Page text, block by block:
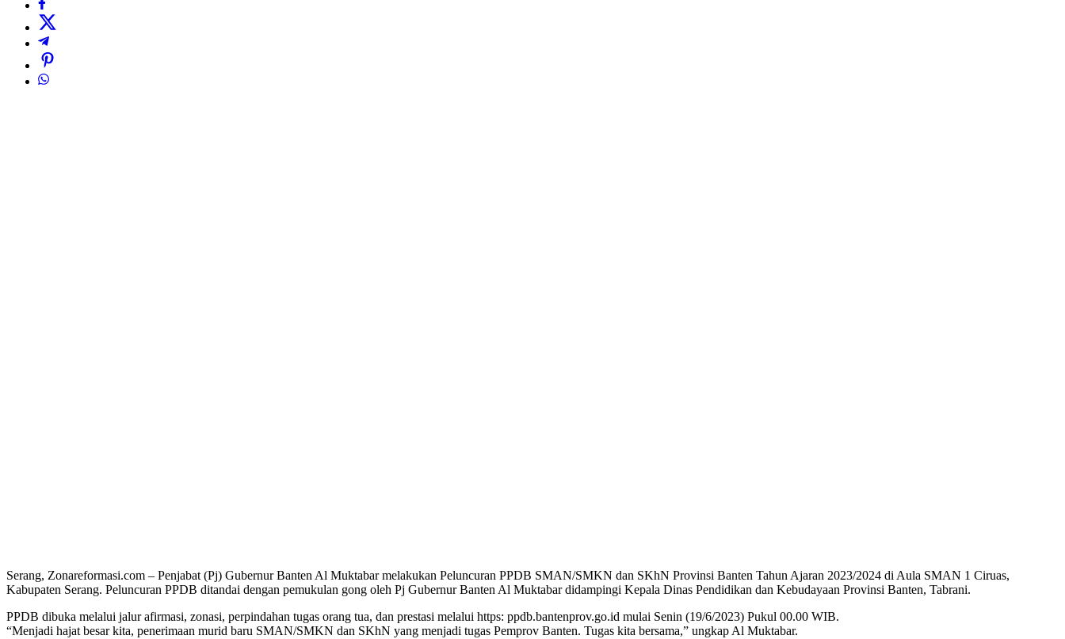
Serang, Zonareformasi.com – Penjabat (Pj) Gubernur Banten Al Muktabar melakukan Peluncuran PPDB SMAN/SMKN dan SKhN Provinsi Banten Tahun Ajaran 2023/2024 di Aula SMAN 1 Ciruas,
Kabupaten Serang. Peluncuran PPDB ditandai dengan pemukulan gong oleh Pj Gubernur Banten Al Muktabar didampingi Kepala Dinas Pendidikan dan Kebudayaan Provinsi Banten, Tabrani.
PPDB dibuka melalui jalur afirmasi, zonasi, perpindahan tugas orang tua, dan prestasi melalui https: ppdb.bantenprov.go.id mulai Senin (19/6/2023) Pukul 00.00 WIB.
“Menjadi hajat besar kita, penerimaan murid baru SMAN/SMKN dan SKhN yang menjadi tugas Pemprov Banten. Tugas kita bersama,” ungkap Al Muktabar.